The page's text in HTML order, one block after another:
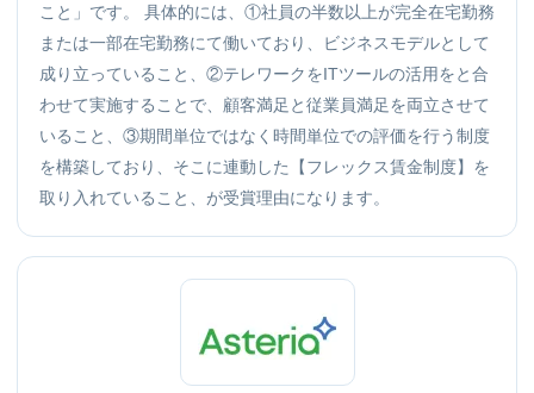
こと」です。 具体的には、①社員の半数以上が完全在宅勤務
または一部在宅勤務にて働いており、ビジネスモデルとして
成り立っていること、②テレワークをITツールの活用をと合
わせて実施することで、顧客満足と従業員満足を両立させて
いること、③期間単位ではなく時間単位での評価を行う制度
を構築しており、そこに連動した【フレックス賃金制度】を
取り入れていること、が受賞理由になります。